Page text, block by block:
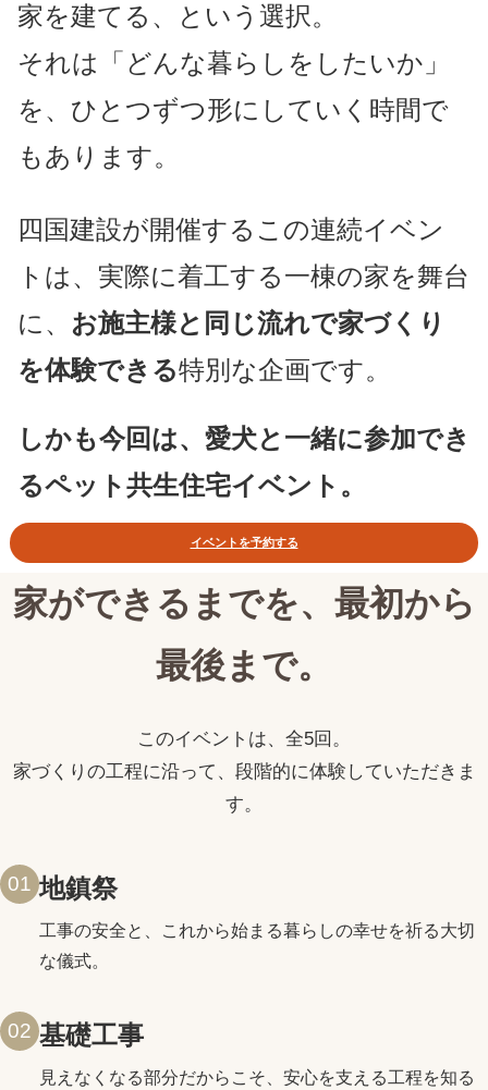
家を建てる、という選択。
それは「どんな暮らしをしたいか」
を、ひとつずつ形にしていく時間で
もあります。
四国建設が開催するこの連続イベン
トは、実際に着工する一棟の家を舞台
に、 お施主様と同じ流れで家づくり
を体験できる特別な企画です。
しかも今回は、 愛犬と一緒に参加でき
るペット共生住宅イベント。
イベントを予約する
家ができるまでを、最初から
最後まで。
このイベントは、全5回。
家づくりの工程に沿って、段階的に体験していただきま
す。
01 地鎮祭
工事の安全と、これから始まる暮らしの幸せを祈る大切
な儀式。
02 基礎工事
見えなくなる部分だからこそ、安心を支える工程を知る